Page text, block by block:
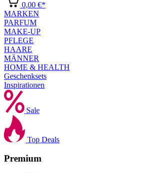
0,00 €*
MARKEN
PARFUM
MAKE-UP
PFLEGE
HAARE
MÄNNER
HOME & HEALTH
Geschenksets
Inspirationen
Sale
Top Deals
Premium